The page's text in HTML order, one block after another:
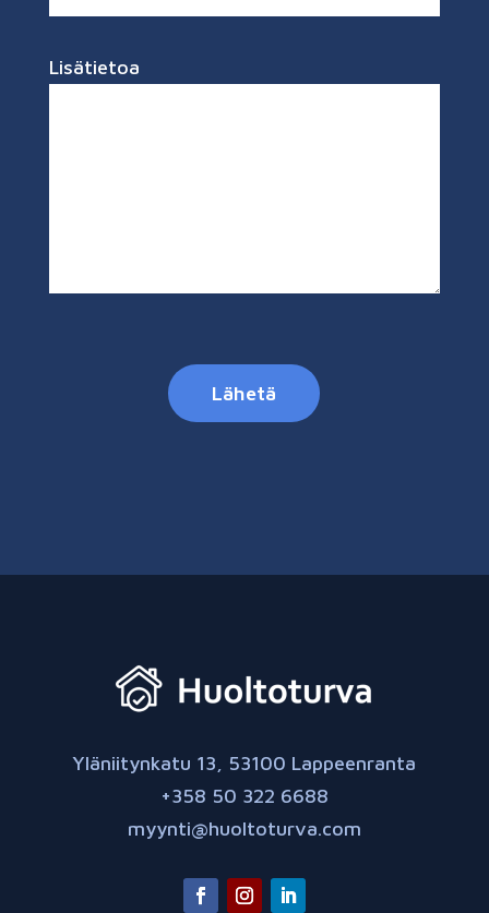
Lisätietoa
Yläniitynkatu 13, 53100 Lappeenranta
+358 50 322 6688
myynti@huoltoturva.com